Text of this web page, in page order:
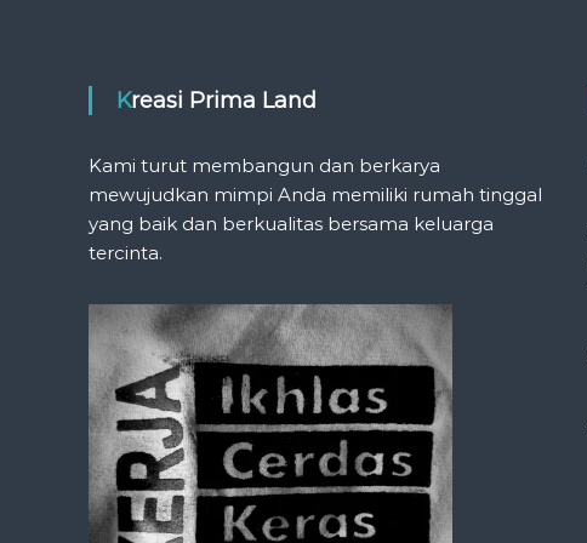
Kreasi Prima Land
Kami turut membangun dan berkarya
mewujudkan mimpi Anda memiliki rumah tinggal
yang baik dan berkualitas bersama keluarga
tercinta.